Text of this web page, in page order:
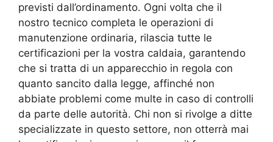
previsti dall’ordinamento. Ogni volta che il
nostro tecnico completa le operazioni di
manutenzione ordinaria, rilascia tutte le
certificazioni per la vostra caldaia, garantendo
che si tratta di un apparecchio in regola con
quanto sancito dalla legge, affinché non
abbiate problemi come multe in caso di controlli
da parte delle autorità. Chi non si rivolge a ditte
specializzate in questo settore, non otterrà mai